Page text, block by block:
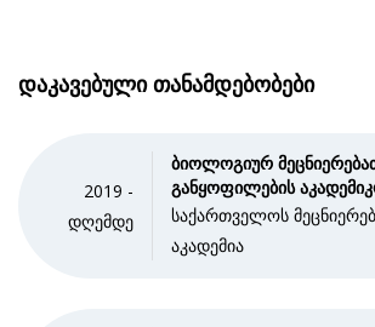
დაკავებული თანამდებობები
2019 -
დღემდე
ბიოლოგიურ
განყოფილების
საქართველოს
აკადემია